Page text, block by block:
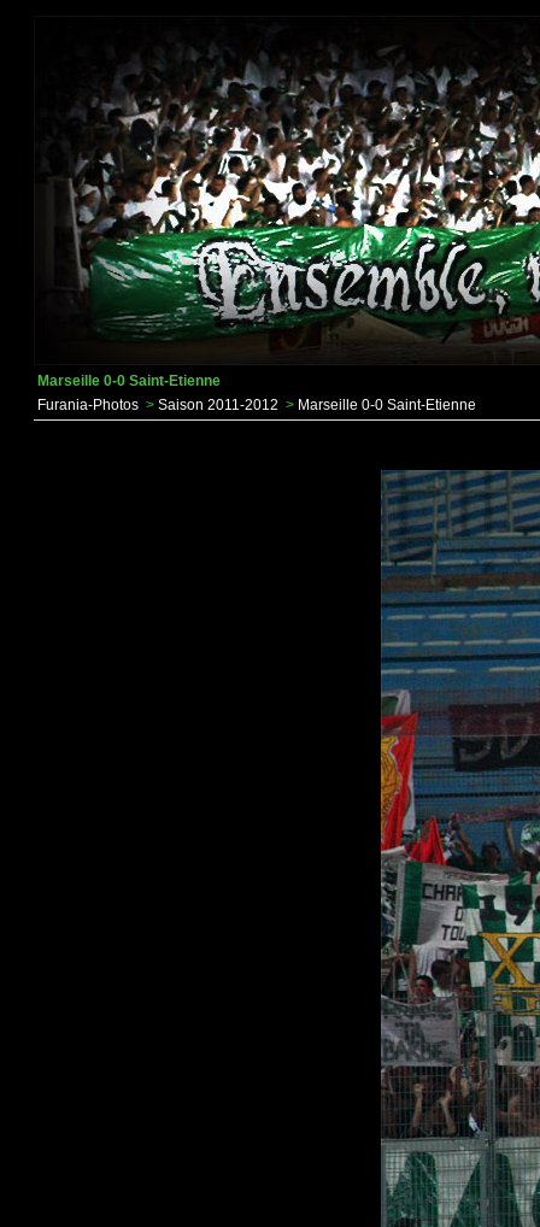
Marseille 0-0 Saint-Etienne
Furania-Photos > Saison 2011-2012 > Marseille 0-0 Saint-Etienne